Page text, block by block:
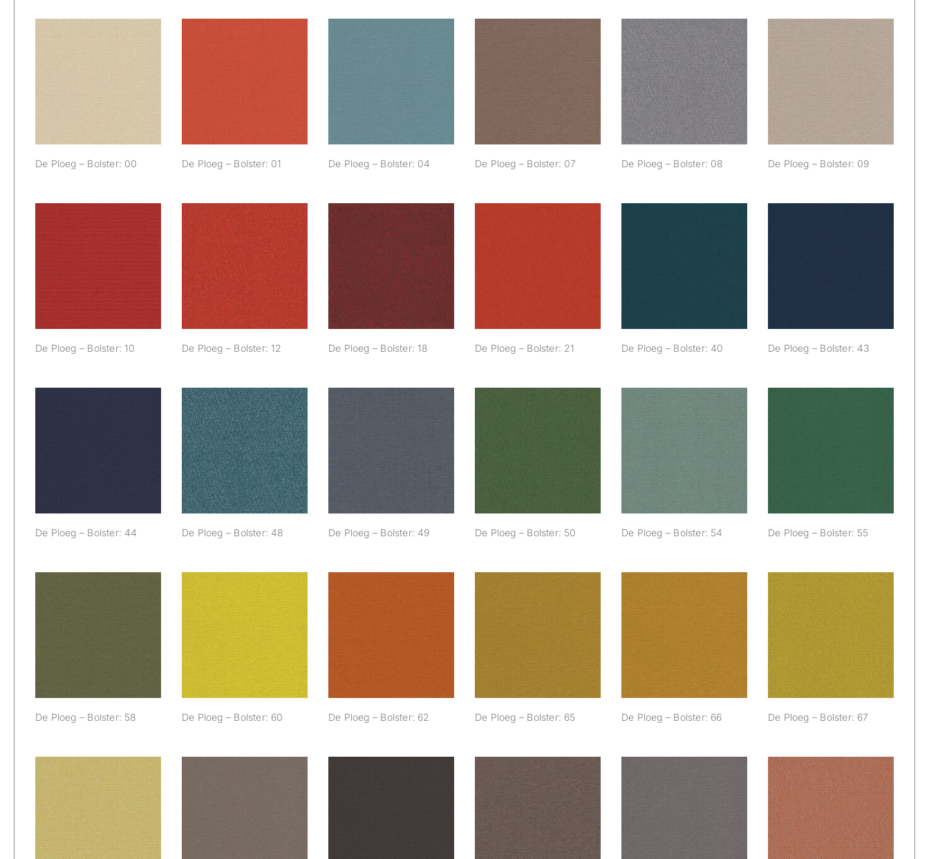
De Ploeg – Bolster:
De Ploeg – Bolster: 00
De Ploeg – Bolster:
De Ploeg – Bolster: 01
De Ploeg – Bolster:
De Ploeg – Bolster: 04
De Ploeg – Bolster:
07
De Ploeg – Bolster: 07
De Ploeg – Bolster:
08
De Ploeg – Bolster: 08
De Ploeg – Bolster:
De Ploeg – Bolster: 09
De Ploeg – Bolster:
10
De Ploeg – Bolster: 10
De Ploeg – Bolster:
12
De Ploeg – Bolster: 12
De Ploeg – Bolster:
18
De Ploeg – Bolster: 18
De Ploeg – Bolster:
21
De Ploeg – Bolster: 21 De Ploeg – Bolster: 40 De Ploeg – Bolster: 43
De Ploeg – Bolster: 44
De Ploeg – Bolster:
48
De Ploeg – Bolster: 48
De Ploeg – Bolster:
49
De Ploeg – Bolster: 49
De Ploeg – Bolster:
50
De Ploeg – Bolster: 50
De Ploeg – Bolster:
54
De Ploeg – Bolster: 54 De Ploeg – Bolster: 55
De Ploeg – Bolster:
58
De Ploeg – Bolster: 58
De Ploeg – Bolster:
60
De Ploeg – Bolster: 60
De Ploeg – Bolster:
62
De Ploeg – Bolster: 62
De Ploeg – Bolster:
65
De Ploeg – Bolster: 65
De Ploeg – Bolster:
66
De Ploeg – Bolster: 66
De Ploeg – Bolster:
67
De Ploeg – Bolster: 67
De Ploeg – Bolster:
68
De Ploeg – Bolster:
De Ploeg – Bolster:
78
De Ploeg – Bolster:
De Ploeg – Bolster:
81